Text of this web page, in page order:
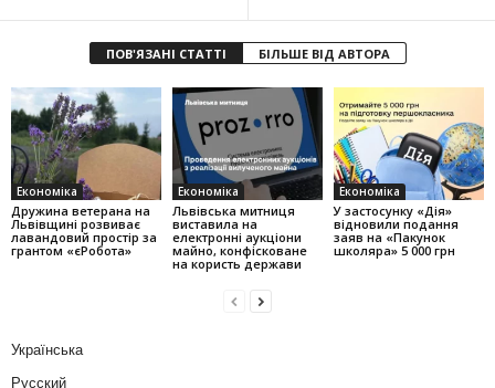
ПОВ'ЯЗАНІ СТАТТІ БІЛЬШЕ ВІД АВТОРА
Економіка
Дружина ветерана на
Львівщині розвиває
лавандовий простір за
грантом «єРобота»
Економіка
Львівська митниця
виставила на
електронні аукціони
майно, конфісковане
на користь держави
Економіка
У застосунку «Дія»
відновили подання
заяв на «Пакунок
школяра» 5 000 грн
Українська
Русский